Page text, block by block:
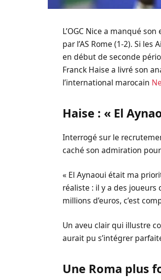
L’OGC Nice a manqué
par l’AS Rome (1-2). Si
en début de seconde
Franck Haise a livré son
l’international marocain
Haise : « El
Interrogé sur le
caché son admiration
« El Aynaoui était ma
réaliste : il y a des joueurs
millions d’euros, c’est
Un aveu clair qui illustre
aurait pu s’intégrer
Une Roma plus